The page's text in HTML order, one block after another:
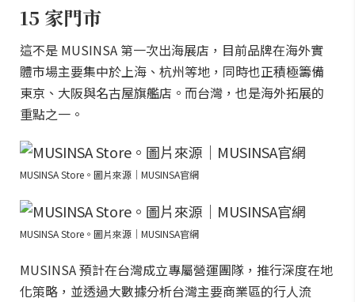
15 家門市
這不是 MUSINSA 第一次出海展店，目前品牌在海外實
體市場主要集中於上海、杭州等地，同時也正積極籌備
東京、大阪與名古屋旗艦店。而台灣，也是海外拓展的
重點之一。
MUSINSA Store。圖片來源｜MUSINSA官網
MUSINSA Store。圖片來源｜MUSINSA官網
MUSINSA 預計在台灣成立專屬營運團隊，推行深度在地
化策略，並透過大數據分析台灣主要商業區的行人流